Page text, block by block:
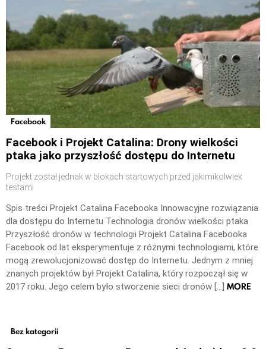
Facebook
Facebook i Projekt Catalina: Drony wielkości
ptaka jako przyszłość dostępu do Internetu
Projekt został jednak w blokach startowych przed jakimikolwiek
testami
Spis treści Projekt Catalina Facebooka Innowacyjne rozwiązania
dla dostępu do Internetu Technologia dronów wielkości ptaka
Przyszłość dronów w technologii Projekt Catalina Facebooka
Facebook od lat eksperymentuje z różnymi technologiami, które
mogą zrewolucjonizować dostęp do Internetu. Jednym z mniej
znanych projektów był Projekt Catalina, który rozpoczął się w
2017 roku. Jego celem było stworzenie sieci dronów […] MORE
Bez kategorii